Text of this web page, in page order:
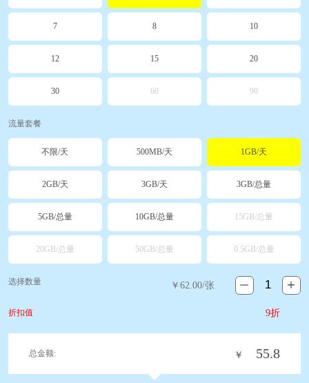
7 8 10
12 15 20
30 60 90
流量套餐
不限/天 500MB/天 1GB/天
2GB/天 3GB/天 3GB/总量
5GB/总量 10GB/总量 15GB/总量
20GB/总量 50GB/总量 0.5GB/总量
选择数量 ￥ 62.00/张
折扣值 9折
总金额: ￥ 55.8